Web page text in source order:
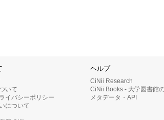
いて
イバシーポリシー
について
ヘルプ
CiNii Research
CiNii Books - 大学図書館
メタデータ・API